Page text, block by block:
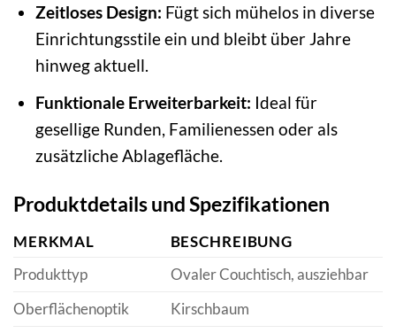
Zeitloses Design: Fügt sich mühelos in diverse
Einrichtungsstile ein und bleibt über Jahre
hinweg aktuell.
Funktionale Erweiterbarkeit: Ideal für
gesellige Runden, Familienessen oder als
zusätzliche Ablagefläche.
Produktdetails und Spezifikationen
MERKMAL
BESCHREIBUNG
Produkttyp
Ovaler Couchtisch, ausziehbar
Oberflächenoptik
Kirschbaum